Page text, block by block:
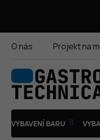
O nás Projekt na
VYBAVENÍ BARU